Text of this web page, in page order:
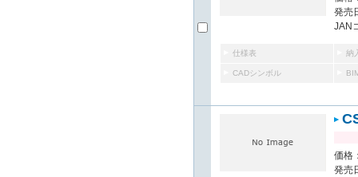
発売
JAN
仕様表 納
CADシンボル
価格
発売